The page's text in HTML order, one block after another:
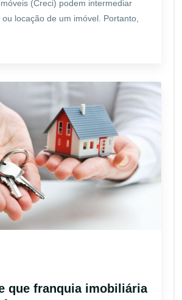
(Creci) podem intermediar
locação de um imóvel. Portanto,
que franquia imobiliária